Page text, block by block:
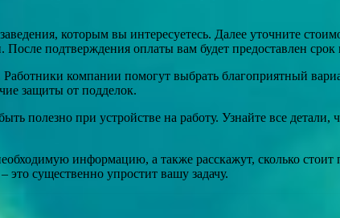
которым вы интересуетесь. Далее уточните
подтверждения оплаты вам будет предоставлен срок
компании помогут выбрать благоприятный
защиты от подделок.
полезно при устройстве на работу. Узнайте все детали,
информацию, а также расскажут, сколько стоит
существенно упростит вашу задачу.